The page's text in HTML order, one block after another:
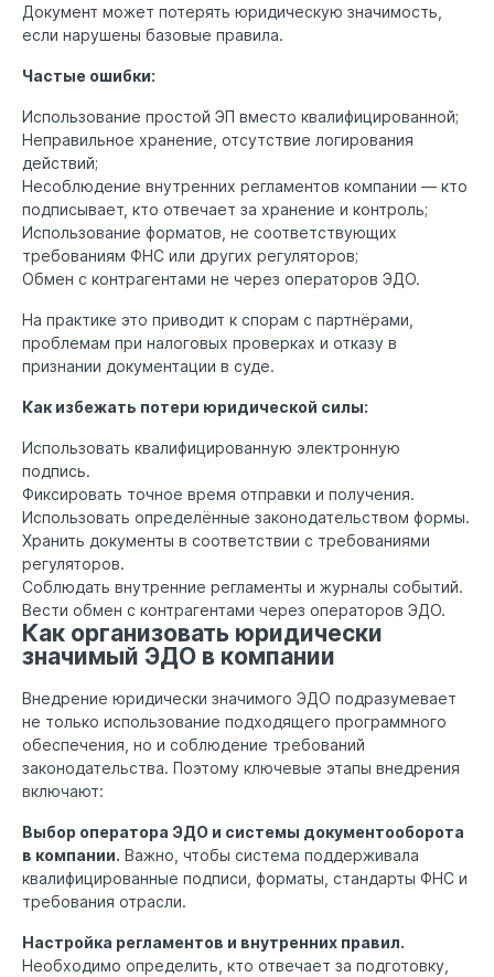
Документ может потерять юридическую значимость,
если нарушены базовые правила.
Частые ошибки:
Использование простой ЭП вместо квалифицированной;
Неправильное хранение, отсутствие логирования
действий;
Несоблюдение внутренних регламентов компании — кто
подписывает, кто отвечает за хранение и контроль;
Использование форматов, не соответствующих
требованиям ФНС или других регуляторов;
Обмен с контрагентами не через операторов ЭДО.
На практике это приводит к спорам с партнёрами,
проблемам при налоговых проверках и отказу в
признании документации в суде.
Как избежать потери юридической силы:
Использовать квалифицированную электронную
подпись.
Фиксировать точное время отправки и получения.
Использовать определённые законодательством формы.
Хранить документы в соответствии с требованиями
регуляторов.
Соблюдать внутренние регламенты и журналы событий.
Вести обмен с контрагентами через операторов ЭДО.
Как организовать юридически
значимый ЭДО в компании
Внедрение юридически значимого ЭДО подразумевает
не только использование подходящего программного
обеспечения, но и соблюдение требований
законодательства. Поэтому ключевые этапы внедрения
включают:
Выбор оператора ЭДО и системы документооборота
в компании. Важно, чтобы система поддерживала
квалифицированные подписи, форматы, стандарты ФНС и
требования отрасли.
Настройка регламентов и внутренних правил.
Необходимо определить, кто отвечает за подготовку,